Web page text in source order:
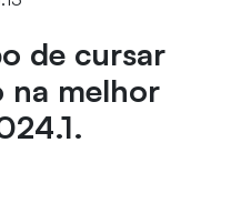
de cursar
na melhor